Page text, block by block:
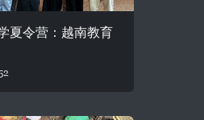
夏令营：越南教育